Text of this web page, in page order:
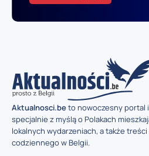
Aktualnosci.beto nowoczesny portal
specjalnie z myślą o Polakach
lokalnych wydarzeniach, a także
codziennego w Belgii.